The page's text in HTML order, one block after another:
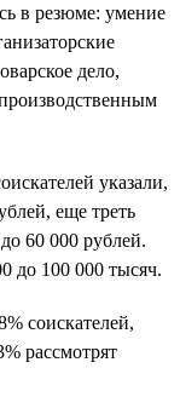
в резюме: умение
дело,
указали,
еще треть
60 000 рублей.
до 100 000 тысяч.
соискателей,
рассмотрят